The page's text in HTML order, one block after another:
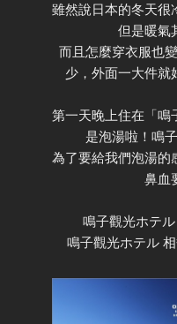
雖然說日本的冬天很
但是暖氣
而且怎麼穿衣服也
少，外面一大件就
第一天晚上住在「鳴
是泡湯啦！鳴
為了要給我們泡湯的
鼻血
鳴子觀光ホテル
鳴子觀光ホテル 相